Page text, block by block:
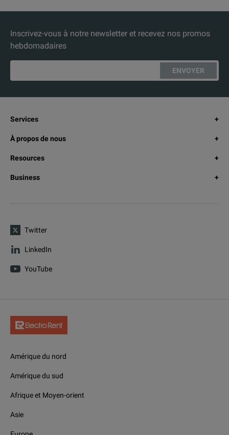
Inscrivez-vous à notre newsletter et recevez nos promos
hebdomadaires
ENVOYER
Services
À propos de nous
Resources
Business
Twitter
LinkedIn
YouTube
Amérique du nord
Amérique du sud
Afrique et Moyen-orient
Asie